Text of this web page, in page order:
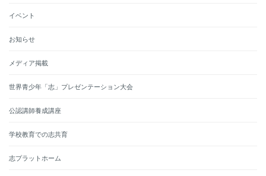
イベント
お知らせ
メディア掲載
世界青少年「志」プレゼンテーション大会
公認講師養成講座
学校教育での志共育
志プラットホーム